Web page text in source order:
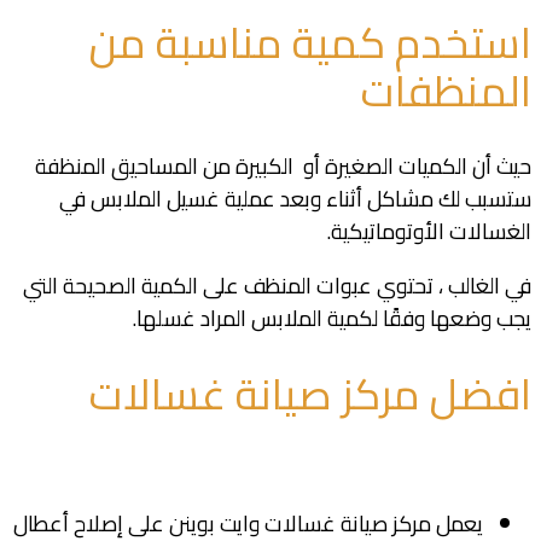
استخدم كمية مناسبة من
المنظفات
حيث أن الكميات الصغيرة أو الكبيرة من المساحيق المنظفة
ستسبب لك مشاكل أثناء وبعد عملية غسيل الملابس في
الغسالات الأوتوماتيكية.
في الغالب ، تحتوي عبوات المنظف على الكمية الصحيحة التي
يجب وضعها وفقًا لكمية الملابس المراد غسلها.
افضل مركز صيانة غسالات
يعمل مركز صيانة غسالات وايت بوينن على إصلاح أعطال